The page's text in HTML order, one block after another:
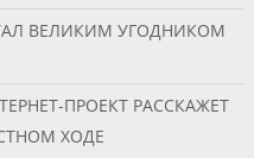
ВЕЛИКИМ УГОДНИКОМ
ПРОЕКТ РАССКАЖЕТ
ХОДЕ